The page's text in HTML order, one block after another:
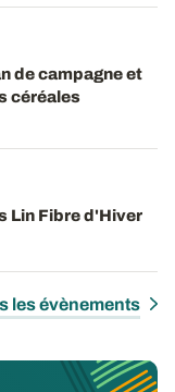
de campagne et
céréales
Lin Fibre d'Hiver
les évènements